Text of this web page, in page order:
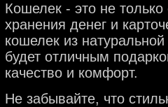
Кошелек - это не
хранения денег и
кошелек из
будет отличным
качество и комфорт.
Не забывайте, что